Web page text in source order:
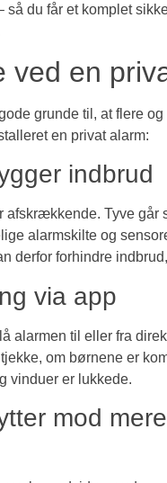
så du får et komplet
ved en
grunde til, at flere
en privat alarm:
indbrud
afskrækkende. Tyve går
alarmskilte og
derfor forhindre
via app
alarmen til eller fra
om børnene er
vinduer er lukkede.
mod